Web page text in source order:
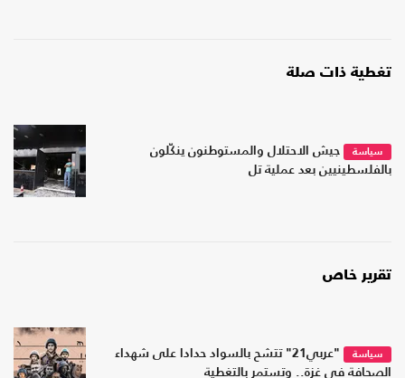
تغطية ذات صلة
سياسة
جيش الاحتلال والمستوطنون ينكّلون
بالفلسطينيين بعد عملية تل
تقرير خاص
سياسة
"عربي21" تتشح بالسواد حدادا على شهداء
الصحافة في غزة.. وتستمر بالتغطية